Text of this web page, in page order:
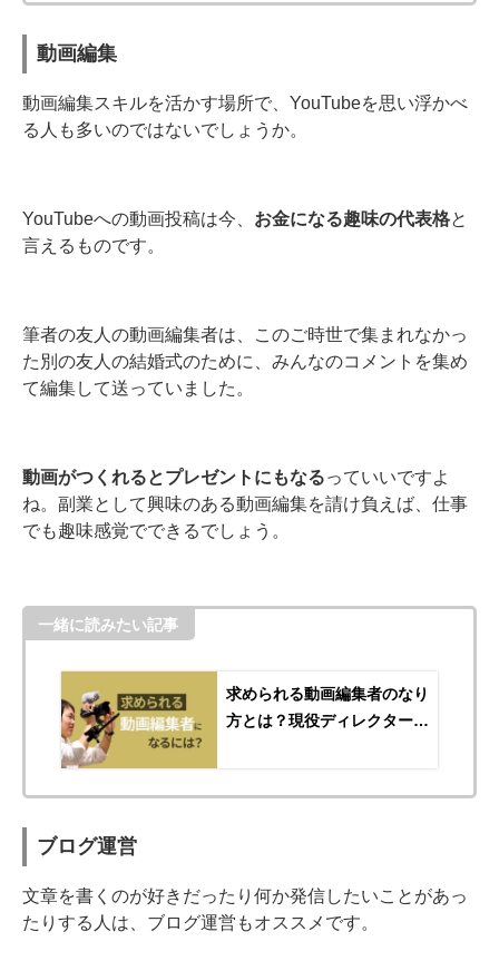
動画編集
動画編集スキルを活かす場所で、YouTubeを思い浮かべ
る人も多いのではないでしょうか。
YouTubeへの動画投稿は今、 お金になる趣味の代表格と
言えるものです。
筆者の友人の動画編集者は、このご時世で集まれなかっ
た別の友人の結婚式のために、みんなのコメントを集め
て編集して送っていました。
動画がつくれるとプレゼントにもなるっていいですよ
ね。副業として興味のある動画編集を請け負えば、仕事
でも趣味感覚でできるでしょう。
一緒に読みたい記事
求められる動画編集者のなり
方とは？現役ディレクターが
ブログ運営
文章を書くのが好きだったり何か発信したいことがあっ
たりする人は、ブログ運営もオススメです。